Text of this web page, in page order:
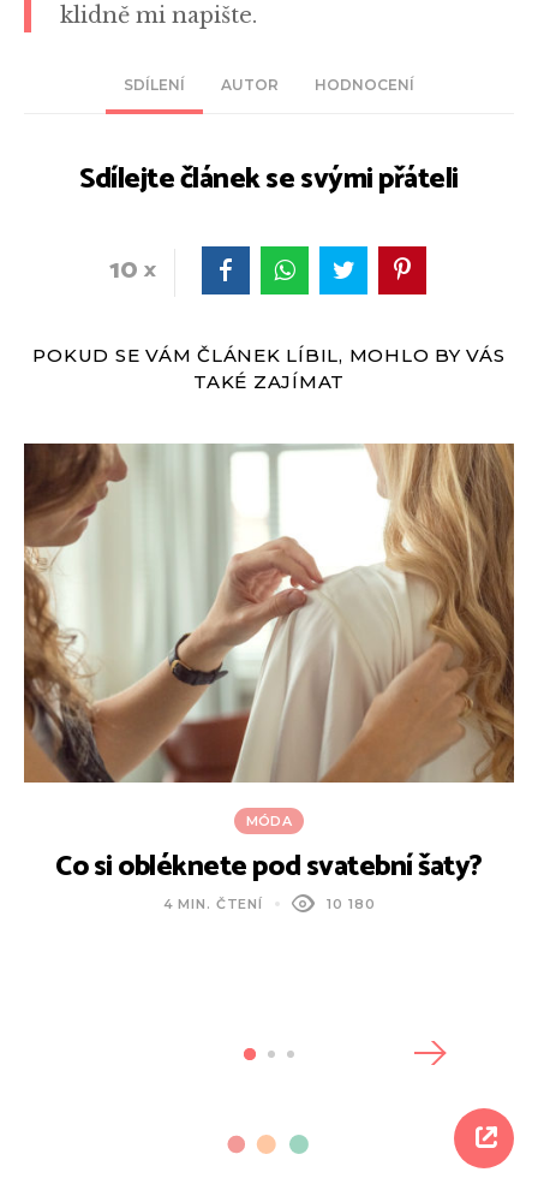
SDÍLENÍ AUTOR HODNOCENÍ
Sdílejte článek se svými přáteli
10
klidně mi napište.
POKUD SE VÁM ČLÁNEK LÍBIL, MOHLO BY VÁS
TAKÉ ZAJÍMAT
MÓDA
Co si obléknete pod svatební šaty?
4 MIN. ČTENÍ 10 180